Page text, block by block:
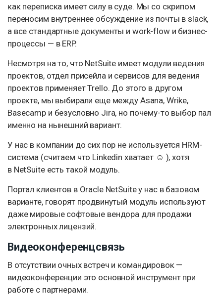
как переписка имеет силу в суде. Мы со скрипом
переносим внутреннее обсуждение из почты в slack,
а все стандартные документы и work-flow и бизнес-
процессы — в ERP.
Несмотря на то, что NetSuite имеет модули ведения
проектов, отдел присейла и сервисов для ведения
проектов применяет Trello. До этого в другом
проекте, мы выбирали еще между Asana, Wrike,
Basecamp и безусловно Jira, но почему-то выбор пал
именно на нынешний вариант.
У нас в компании до сих пор не используется HRM-
система (считаем что Linkedin хватает ☺ ), хотя
в NetSuite есть такой модуль.
Портал клиентов в Oracle NetSuite у нас в базовом
варианте, говорят продвинутый модуль используют
даже мировые софтовые вендора для продажи
электронных лицензий.
Видеоконференцсвязь
В отсутствии очных встреч и командировок —
видеоконференции это основной инструмент при
работе с партнерами.